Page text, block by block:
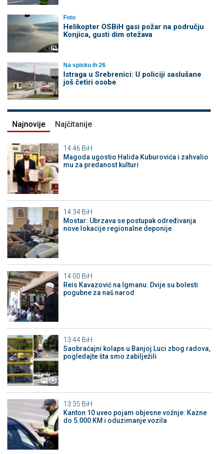
Foto
Helikopter OSBiH gasi požar na području
Konjica, gusti dim otežava
Na spisku ih 26
Istraga u Srebrenici: U policiji saslušane
još četiri osobe
Najnovije Najčitanije
14:46 BiH
Magoda ugostio Halida Kuburovića i zahvalio
mu za predanost kulturi
14:34 BiH
Mostar: Ubrzava se postupak određivanja
nove lokacije regionalne deponije
14:00 BiH
Reis Kavazović na Igmanu: Dvije su bolesti
pogubne za naš narod
13:44 BiH
Saobraćajni kolaps u Banjoj Luci zbog radova,
pogledajte šta smo zabilježili
13:35 BiH
Kanton 10 uveo pojam objesne vožnje: Kazne
do 5.000 KM i oduzimanje vozila